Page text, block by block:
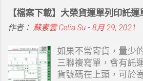
Blogger 都有點難度，
還要有想法，當然還
受大家歡迎，常用、
ChatGPT 也有了相對
說它完整是因為涵蓋
【檔案下載】大榮貨運單列印託運
作者： 蘇素雲 Celia Su - 8月 29, 2021
如果不常寄貨，量少
三聯複寫單，會有託
貨號碼在上頭，可於